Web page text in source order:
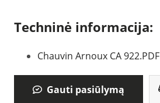
Techninė informacija:
Chauvin Arnoux CA 922.PDF
Gauti pasiūlymą